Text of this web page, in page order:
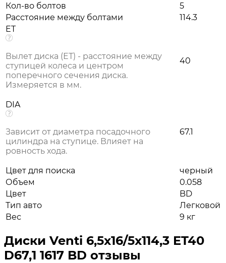
Кол-во болтов
5
Расстояние между болтами
114.3
ET
Вылет диска (ЕТ) - расстояние между
ступицей колеса и центром
поперечного сечения диска.
Измеряется в мм.
40
DIA
Зависит от диаметра посадочного
цилиндра на ступице. Влияет на
ровность хода.
67.1
Цвет для поиска
черный
Объем
0.058
Цвет
BD
Тип авто
Легковой
Вес
9 кг
Диски Venti 6,5x16/5x114,3 ET40
D67,1 1617 BD отзывы